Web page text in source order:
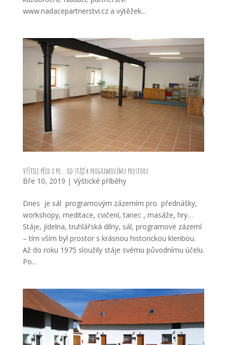
www.nadacepartnerstvi.cz a výtěžek...
Výštice před a po… Od stájí k programovému prostoru
Bře 10, 2019 | Výštické příběhy
Dnes je sál programovým zázemím pro přednášky,
workshopy, meditace, cvičení, tanec , masáže, hry…
Stáje, jídelna, truhlářská dílny, sál, programové zázemí
– tím vším byl prostor s krásnou historickou klenbou.
Až do roku 1975 sloužily stáje svému původnímu účelu.
Po...